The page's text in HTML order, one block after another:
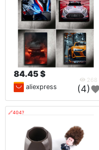
84.45 $
268
aliexpress (4)
🔗404?